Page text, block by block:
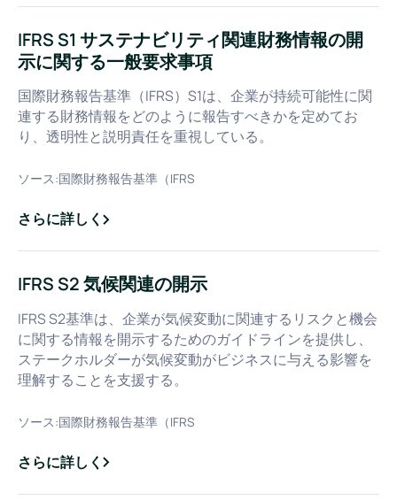
IFRS S1 サステナビリティ関連財務情報の開
示に関する一般要求事項
国際財務報告基準（IFRS）S1は、企業が持続可能性に関
連する財務情報をどのように報告すべきかを定めてお
り、透明性と説明責任を重視している。
ソース:国際財務報告基準（IFRS
さらに詳しく
about
IFRS S1 サステナビリティ関連財務情報の開示に関する一
IFRS S2 気候関連の開示
IFRS S2基準は、企業が気候変動に関連するリスクと機会
に関する情報を開示するためのガイドラインを提供し、
ステークホルダーが気候変動がビジネスに与える影響を
理解することを支援する。
ソース:国際財務報告基準（IFRS
さらに詳しく
about
IFRS S2 気候関連の開示